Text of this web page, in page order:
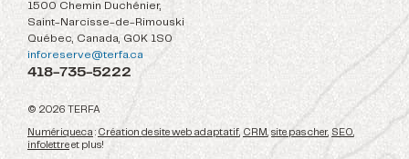
1500 Chemin Duchénier,
Saint-Narcisse-de-Rimouski
Québec, Canada, G0K 1S0
inforeserve@terfa.ca
418-735-5222
© 2026 TERFA
Numérique.ca : Création de site web adaptatif, CRM, site pas cher, SEO,
infolettre et plus!